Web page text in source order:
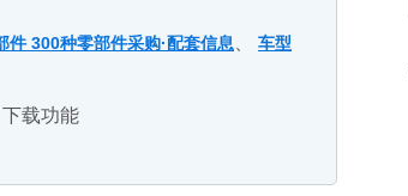
件 300种零部件采购·配套信息
车型
载功能